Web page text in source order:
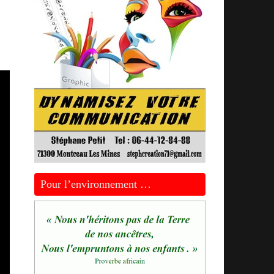
Pour l’environnement …